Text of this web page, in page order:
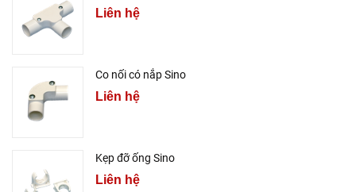
Liên hệ
Co nối có nắp Sino
Liên hệ
Kẹp đỡ ống Sino
Liên hệ